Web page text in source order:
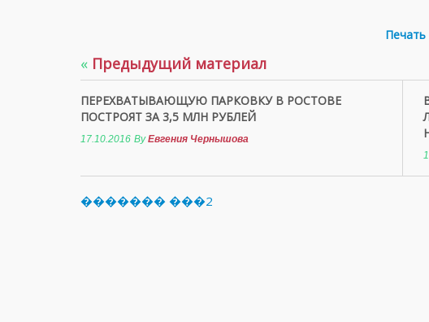
Печать
« Предыдущий материал
ПЕРЕХВАТЫВАЮЩУЮ ПАРКОВКУ В РОСТОВЕ
ПОСТРОЯТ ЗА 3,5 МЛН РУБЛЕЙ
17.10.2016 ByЕвгения Чернышова
������� ���2